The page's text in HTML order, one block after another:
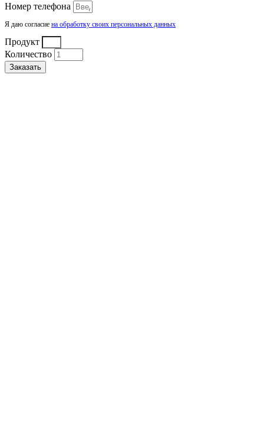
Номер телефона
Я даю согласие на обработку своих персональных данных
Продукт
Количество
Заказать